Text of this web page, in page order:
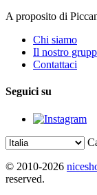
A proposito di
Chi siamo
Il nostro
Contattaci
Seguici su
© 2010-2026
reserved.